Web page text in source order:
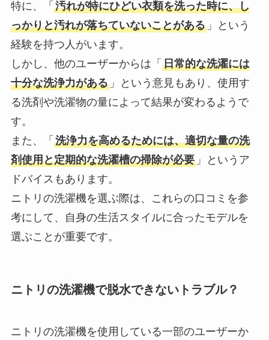
特に、「 汚れが特にひどい衣類を洗った時に、し
っかりと汚れが落ちていないことがある」という
経験を持つ人がいます。
しかし、他のユーザーからは「 日常的な洗濯には
十分な洗浄力がある」という意見もあり、使用す
る洗剤や洗濯物の量によって結果が変わるようで
す。
また、「 洗浄力を高めるためには、適切な量の洗
剤使用と定期的な洗濯槽の掃除が必要」というア
ドバイスもあります。
ニトリの洗濯機を選ぶ際は、これらの口コミを参
考にして、自身の生活スタイルに合ったモデルを
選ぶことが重要です。
ニトリの洗濯機で脱水できないトラブル？
ニトリの洗濯機を使用している一部のユーザーか